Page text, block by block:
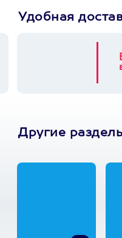
Удобная
Другие